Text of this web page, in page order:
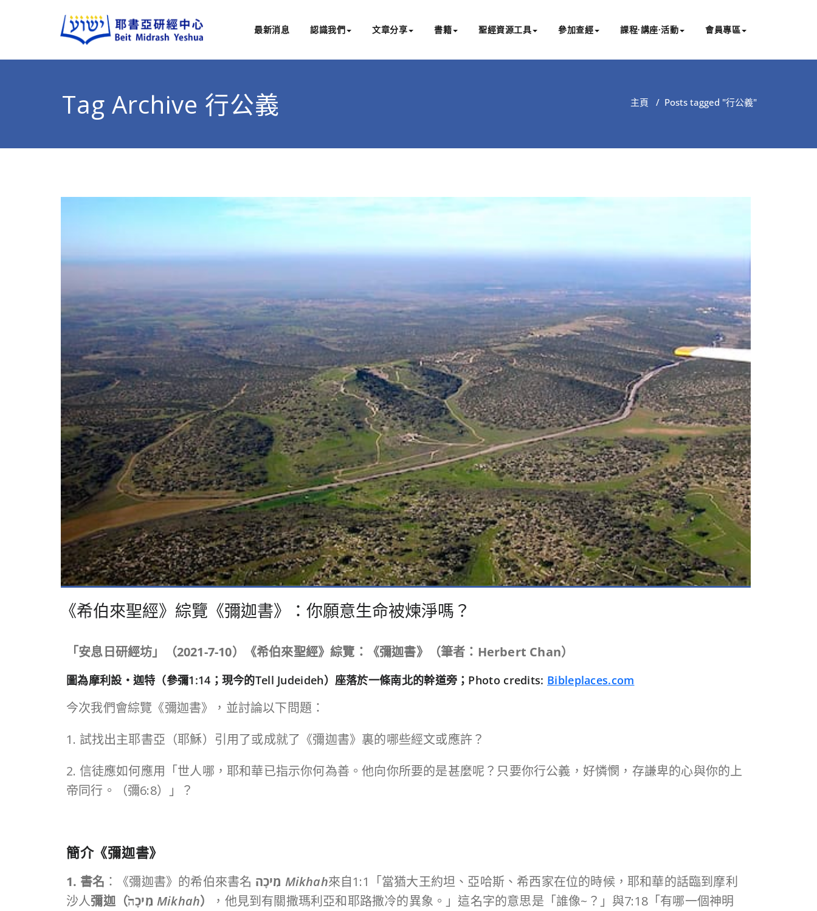
最新消息 認識我們 文章分享 書籍 聖經資源工具 參加查經 課程∙講座∙活動 會員專區
Tag Archive 行公義 主頁 / Posts tagged "行公義"
《希伯來聖經》綜覽《彌迦書》：你願意生命被煉淨嗎？
「安息日研經坊」（2021-7-10）《希伯來聖經》綜覽：《彌迦書》（筆者：Herbert Chan）
圖為摩利設‧迦特（參彌1:14；現今的Tell Judeideh）座落於一條南北的幹道旁；Photo credits: Bibleplaces.com
今次我們會綜覽《彌迦書》，並討論以下問題：
1. 試找出主耶書亞（耶穌）引用了或成就了《彌迦書》裏的哪些經文或應許？
2. 信徒應如何應用「世人哪，耶和華已指示你何為善。他向你所要的是甚麼呢？只要你行公義，好憐憫，存謙卑的心與你的上
帝同行。（彌6:8）」？
簡介《彌迦書》
1. 書名 ：《彌迦書》的希伯來書名 מִיכָה Mikhah來自1:1「當猶大王約坦、亞哈斯、希西家在位的時候，耶和華的話臨到摩利
沙人彌迦（מִיכָה֙ Mikhah）
，他見到有關撒瑪利亞和耶路撒冷的異象。」這名字的意思是「誰像~？」與7:18「有哪一個神明